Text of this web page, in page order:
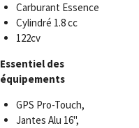
Carburant Essence
Cylindré 1.8 cc
122cv
Essentiel des
équipements
GPS Pro-Touch,
Jantes Alu 16",